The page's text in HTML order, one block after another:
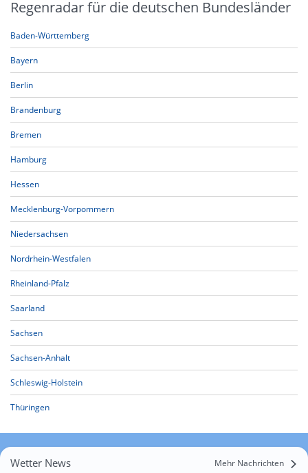
Regenradar für die deutschen Bundesländer
Baden-Württemberg
Bayern
Berlin
Brandenburg
Bremen
Hamburg
Hessen
Mecklenburg-Vorpommern
Niedersachsen
Nordrhein-Westfalen
Rheinland-Pfalz
Saarland
Sachsen
Sachsen-Anhalt
Schleswig-Holstein
Thüringen
Wetter News Mehr Nachrichten